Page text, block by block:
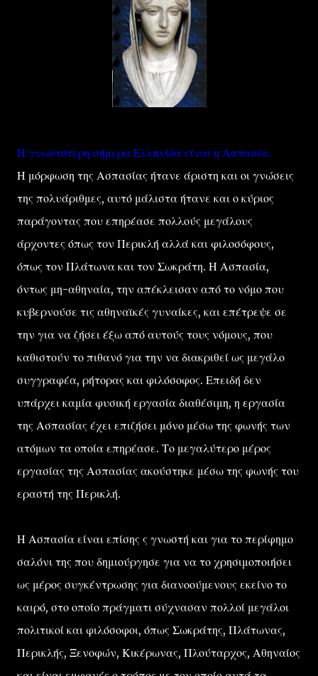
Η γνωστότερη σήμερα Ελληνίδα είναι η Ασπασία.
Η μόρφωση της Ασπασίας ήτανε άριστη και οι γνώσεις
της πολυάριθμες, αυτό μάλιστα ήτανε και ο κύριος
παράγοντας που επηρέασε πολλούς μεγάλους
άρχοντες όπως τον Περικλή αλλά και φιλοσόφους,
όπως τον Πλάτωνα και τον Σωκράτη. Η Ασπασία,
όντως μη-αθηναία, την απέκλεισαν από το νόμο που
κυβερνούσε τις αθηναϊκές γυναίκες, και επέτρεψε σε
την για να ζήσει έξω από αυτούς τους νόμους, που
καθιστούν το πιθανό για την να διακριθεί ως μεγάλο
συγγραφέα, ρήτορας και φιλόσοφος. Επειδή δεν
υπάρχει καμία φυσική εργασία διαθέσιμη, η εργασία
της Ασπασίας έχει επιζήσει μόνο μέσω της φωνής των
ατόμων τα οποία επηρέασε. Το μεγαλύτερο μέρος
εργασίας της Ασπασίας ακούστηκε μέσω της φωνής του
εραστή της Περικλή.
Η Ασπασία είναι επίσης ς γνωστή και για το περίφημο
σαλόνι της που δημιούργησε για να το χρησιμοποιήσει
ως μέρος συγκέντρωσης για διανοούμενους εκείνο το
καιρό, στο οποίο πράγματι σύχνασαν πολλοί μεγάλοι
πολιτικοί και φιλόσοφοι, όπως Σωκράτης, Πλάτωνας,
Περικλής, Ξενοφών, Κικέρωνας, Πλούταρχος, Αθηναίος